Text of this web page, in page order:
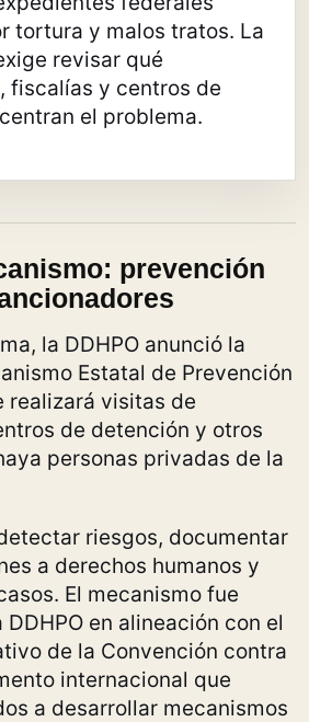
tortura y malos tratos. La
revisar qué
fiscalías y centros de
el problema.
prevención
la DDHPO anunció la
Estatal de Prevención
realizará visitas de
de detención y otros
personas privadas de la
riesgos, documentar
a derechos humanos y
El mecanismo fue
en alineación con el
de la Convención contra
internacional que
a desarrollar mecanismos